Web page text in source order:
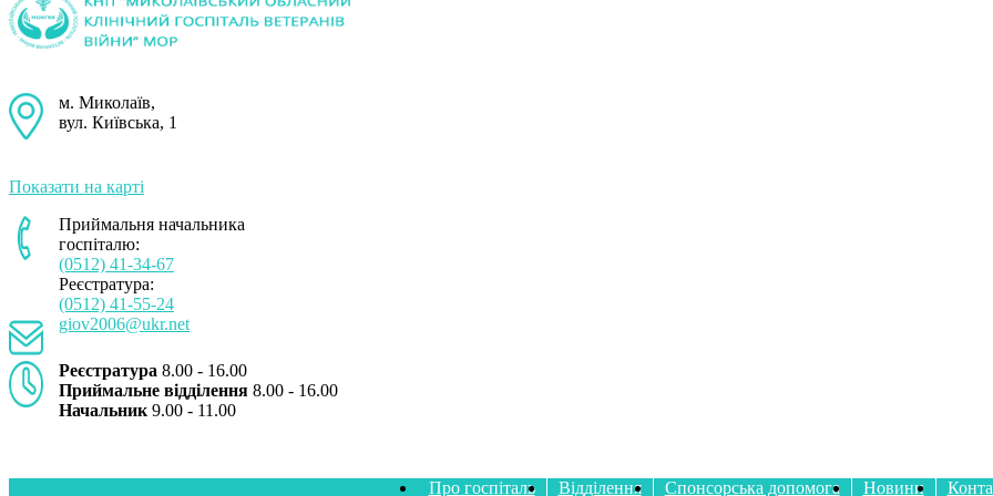
м. Миколаїв,
вул. Київська, 1
Показати на карті
Приймальня начальника
госпіталю:
(0512) 41-34-67
Реєстратура:
(0512) 41-55-24
giov2006@ukr.net
Реєстратура 8.00 - 16.00
Приймальне відділення 8.00 - 16.00
Начальник 9.00 - 11.00
Про госпіталь Відділення Спонсорська допомога Новини